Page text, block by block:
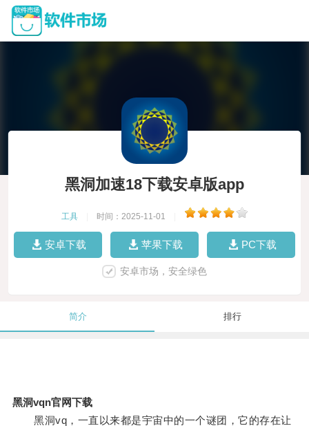
黑洞加速18下载安卓版app
工具 时间：2025-11-01
安卓下载 苹果下载 PC下载
安卓市场，安全绿色
简介 排行
黑洞vqn官网下载
黑洞vq，一直以来都是宇宙中的一个谜团，它的存在让